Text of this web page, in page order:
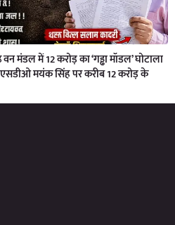
मंडल में 12 करोड़ का ‘गड्ढा मॉडल’ घोटाला
एसडीओ मयंक सिंह पर करीब 12 करोड़ के